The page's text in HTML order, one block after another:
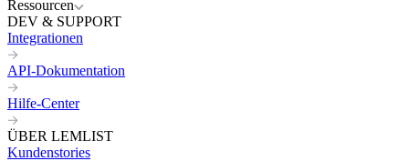
Ressourcen
DEV & SUPPORT
Integrationen
API-Dokumentation
Hilfe-Center
ÜBER LEMLIST
Kundenstories